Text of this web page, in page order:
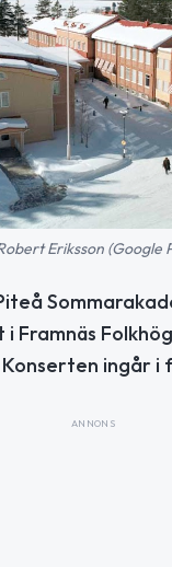
Eriksson (Google
i Framnäs
Konserten ingår i
ANNONS